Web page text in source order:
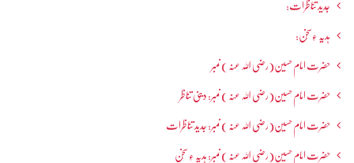
جدید تناظرات:
ہدیہ ءِسُخن:
حضرت امام حسین(رضی اللہ عنہ ) نمبر
حضرت امام حسین(رضی اللہ عنہ ) نمبر: دینی تناظر
حضرت امام حسین(رضی اللہ عنہ ) نمبر: جدید تناظرات
حضرت امام حسین(رضی اللہ عنہ ) نمبر: ہدیہ ءِ سُخن